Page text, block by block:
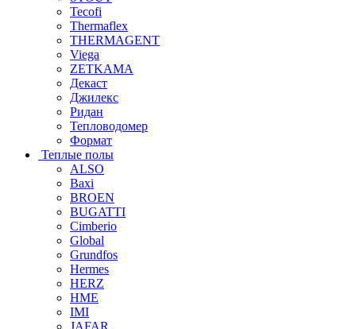
Tecofi
Thermaflex
THERMAGENT
Viega
ZETKAMA
Декаст
Джилекс
Ридан
Тепловодомер
Формат
Теплые полы
ALSO
Baxi
BROEN
BUGATTI
Cimberio
Global
Grundfos
Hermes
HERZ
HME
IMI
JAFAR